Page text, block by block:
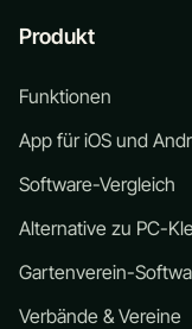
Produkt
Funktionen
App für iOS und
Software-Vergleich
Alternative zu PC-
Gartenverein-
Verbände & Vereine